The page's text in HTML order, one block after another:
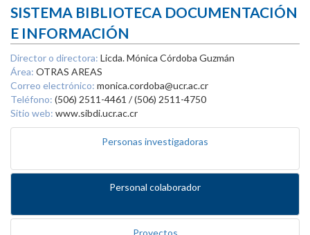
SISTEMA BIBLIOTECA DOCUMENTACIÓN
E INFORMACIÓN
Director o directora: Licda. Mónica Córdoba Guzmán
Área: OTRAS AREAS
Correo electrónico: monica.cordoba@ucr.ac.cr
Teléfono: (506) 2511-4461 / (506) 2511-4750
Sitio web: www.sibdi.ucr.ac.cr
Personas investigadoras
Personal colaborador
Proyectos